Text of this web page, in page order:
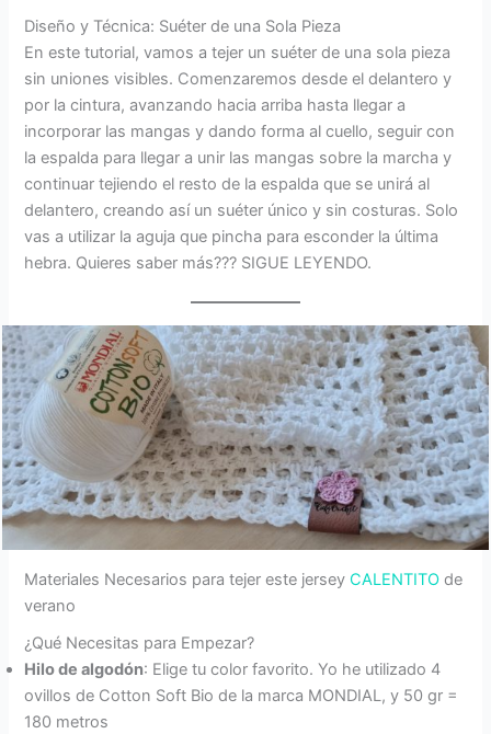
Diseño y Técnica: Suéter de una Sola Pieza
En este tutorial, vamos a tejer un suéter de una sola pieza
sin uniones visibles. Comenzaremos desde el delantero y
por la cintura, avanzando hacia arriba hasta llegar a
incorporar las mangas y dando forma al cuello, seguir con
la espalda para llegar a unir las mangas sobre la marcha y
continuar tejiendo el resto de la espalda que se unirá al
delantero, creando así un suéter único y sin costuras. Solo
vas a utilizar la aguja que pincha para esconder la última
hebra. Quieres saber más??? SIGUE LEYENDO.
Materiales Necesarios para tejer este jerseyCALENTITOde
verano
¿Qué Necesitas para Empezar?
Hilo de algodón: Elige tu color favorito. Yo he utilizado 4
ovillos de Cotton Soft Bio de la marca MONDIAL, y 50 gr =
180 metros